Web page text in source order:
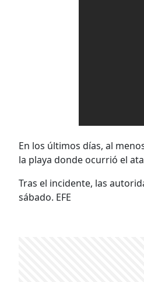
En los últimos días, al
la playa donde ocurrió el
Tras el incidente, las
sábado. EFE